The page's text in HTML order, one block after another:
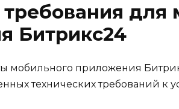
для
Битрикс24
мобильного приложения
технических требований к